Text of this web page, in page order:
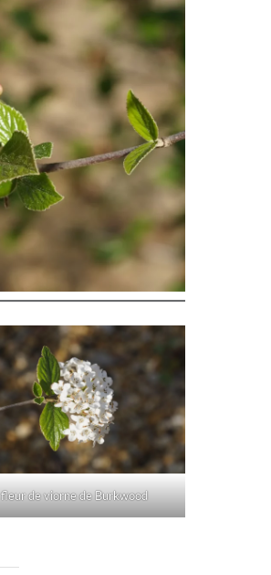
fleur de viorne de Burkwood